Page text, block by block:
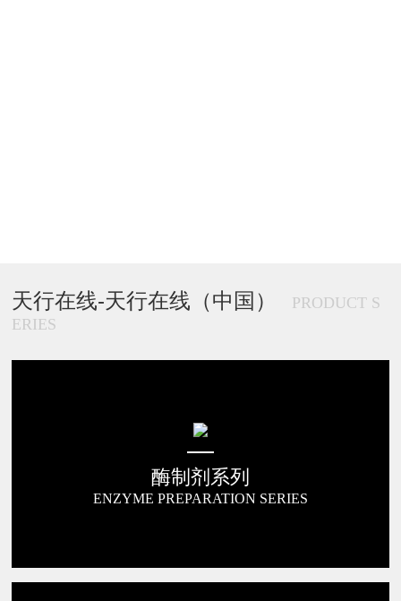
天行在线-天行在线（中国）
PRODUCT S
ERIES
酶制剂系列
ENZYME PREPARATION SERIES